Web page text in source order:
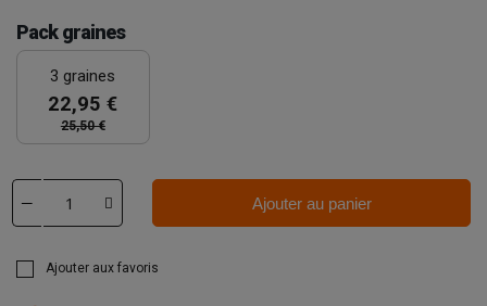
Pack graines
3 graines
22,95 €
25,50 €
Ajouter au panier
Ajouter aux favoris